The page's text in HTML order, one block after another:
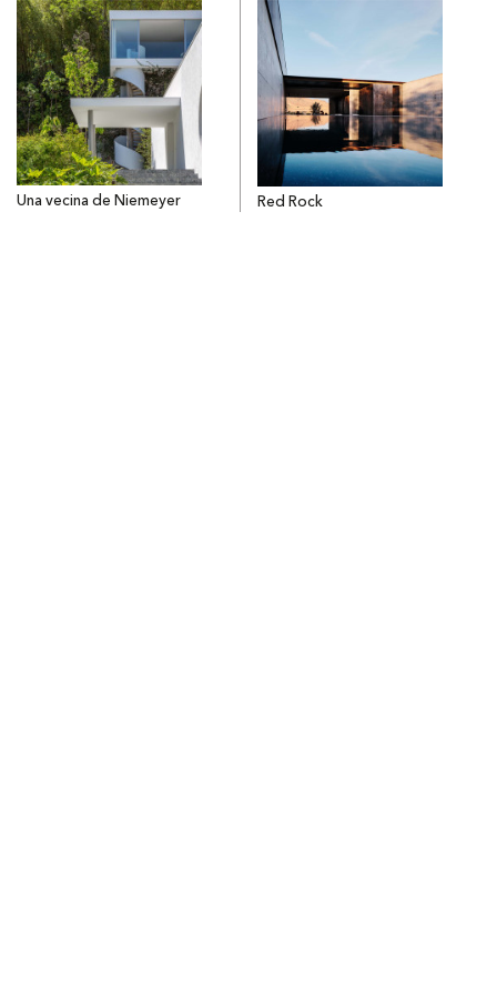
Una vecina de Niemeyer Red Rock